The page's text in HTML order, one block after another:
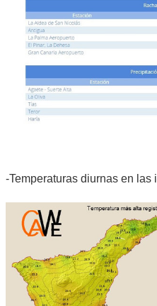
-Temperaturas diurnas en las